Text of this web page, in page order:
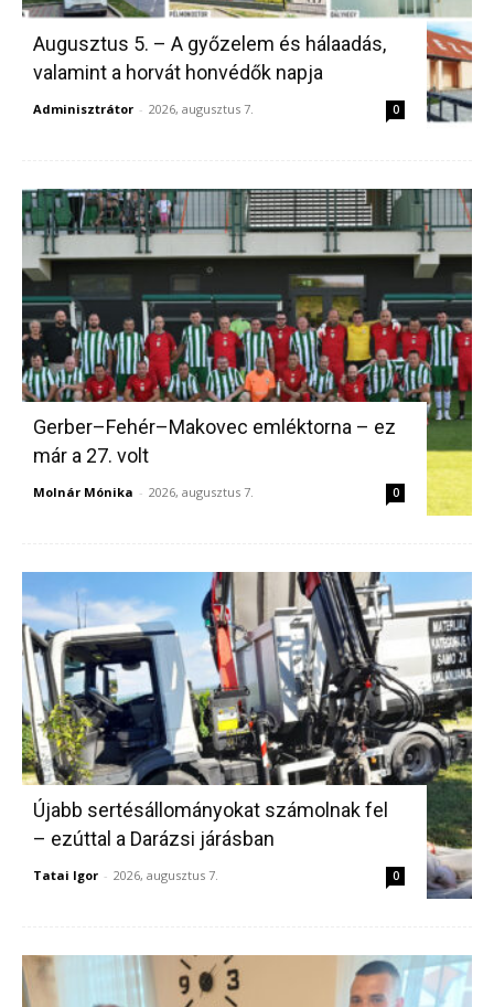
Augusztus 5. – A győzelem és hálaadás,
valamint a horvát honvédők napja
Adminisztrátor - 2026, augusztus 7. 0
Gerber–Fehér–Makovec emléktorna – ez
már a 27. volt
Molnár Mónika - 2026, augusztus 7. 0
Újabb sertésállományokat számolnak fel
– ezúttal a Darázsi járásban
Tatai Igor - 2026, augusztus 7. 0